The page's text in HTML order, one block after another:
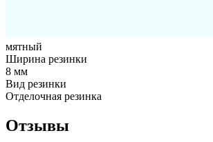
мятный
Ширина резинки
8 мм
Вид резинки
Отделочная резинка
Отзывы